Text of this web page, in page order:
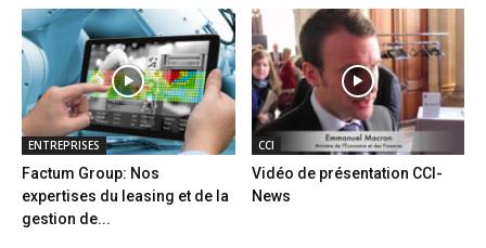
ENTREPRISES
Factum Group: Nos
expertises du leasing et de la
gestion de...
CCI
Vidéo de présentation CCI-
News